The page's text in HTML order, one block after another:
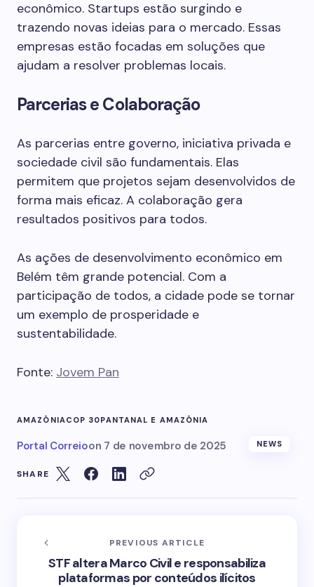
econômico. Startups estão surgindo e
trazendo novas ideias para o mercado. Essas
empresas estão focadas em soluções que
ajudam a resolver problemas locais.
Parcerias e Colaboração
As parcerias entre governo, iniciativa privada e
sociedade civil são fundamentais. Elas
permitem que projetos sejam desenvolvidos de
forma mais eficaz. A colaboração gera
resultados positivos para todos.
As ações de desenvolvimento econômico em
Belém têm grande potencial. Com a
participação de todos, a cidade pode se tornar
um exemplo de prosperidade e
sustentabilidade.
Fonte: Jovem Pan
AMAZÔNIACOP 30PANTANAL E AMAZÔNIA
Portal Correioon 7 de novembro de 2025 NEWS
SHARE
PREVIOUS ARTICLE
STF altera Marco Civil e responsabiliza
plataformas por conteúdos ilícitos